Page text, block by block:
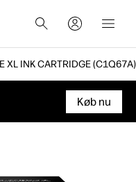
XL INK CARTRIDGE (C1Q67A)
Køb nu